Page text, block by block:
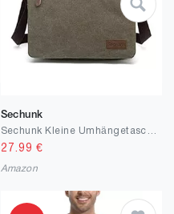
Sechunk
27.99 €
Amazon